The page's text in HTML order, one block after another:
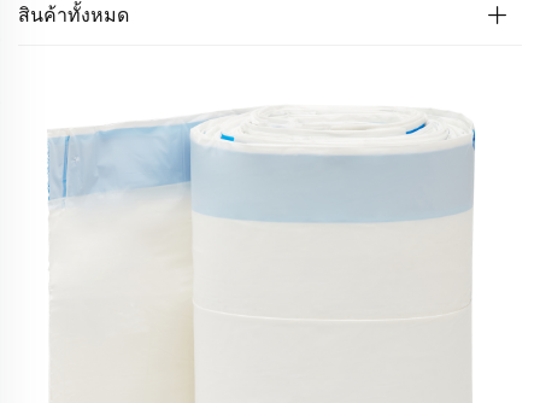
สินค้าทั้งหมด